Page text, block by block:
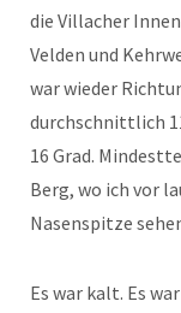
die Villacher
Velden und
war wieder
durchschnittlich
16 Grad.
Berg, wo ich vor
Nasenspitze
Es war kalt. Es